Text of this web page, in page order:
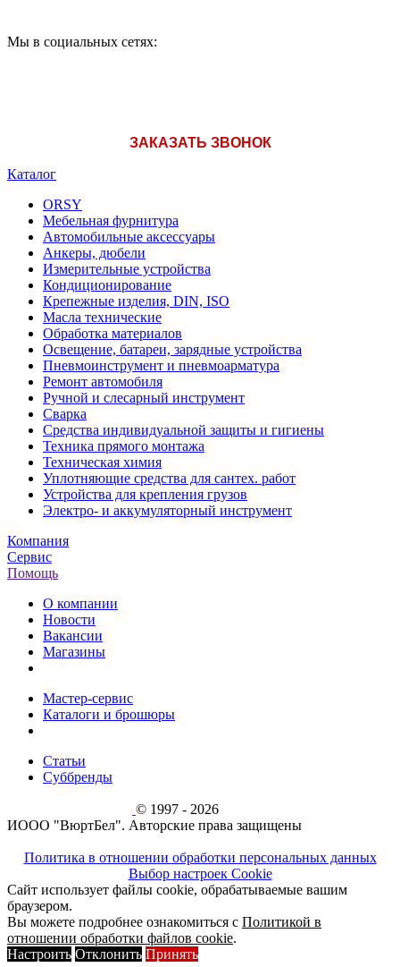
Мы в социальных сетях:
ЗАКАЗАТЬ ЗВОНОК
Каталог
ORSY
Мебельная фурнитура
Автомобильные аксессуары
Анкеры, дюбели
Измерительные устройства
Кондиционирование
Крепежные изделия, DIN, ISO
Масла технические
Обработка материалов
Освещение, батареи, зарядные устройства
Пневмоинструмент и пневмоарматура
Ремонт автомобиля
Ручной и слесарный инструмент
Сварка
Средства индивидуальной защиты и гигиены
Техника прямого монтажа
Техническая химия
Уплотняющие средства для сантех. работ
Устройства для крепления грузов
Электро- и аккумуляторный инструмент
Компания
Сервис
Помощь
О компании
Новости
Вакансии
Магазины
Мастер-сервис
Каталоги и брошюры
Статьи
Суббренды
© 1997 - 2026
ИООО "ВюртБел". Авторские права защищены
Политика в отношении обработки персональных данных
Выбор настроек Cookie
Сайт использует файлы cookie, обрабатываемые вашим
браузером.
Вы можете подробнее ознакомиться с Политикой в
отношении обработки файлов cookie.
Настроить Отклонить Принять